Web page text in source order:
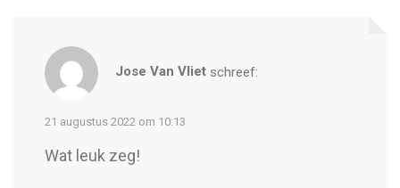
Jose Van Vliet schreef:
21 augustus 2022 om 10:13
Wat leuk zeg!